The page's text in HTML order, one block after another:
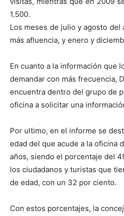
1.500.
Los meses de julio y agosto del
más afluencia, y enero y
En cuanto a la información que
demandar con más frecuencia,
encuentra dentro del grupo de
oficina a solicitar una
Por ultimo, en el informe se
edad del que acude a la oficina
años, siendo el porcentaje del
los ciudadanos y turistas que
de edad, con un 32 por ciento.
Con estos porcentajes, la